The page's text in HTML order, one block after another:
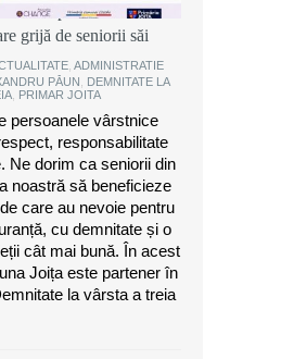
puternică este
grijă de seniorii săi
ADMINISTRATIE
PĂUN
DEMNITATE LA
PRIMAR JOITA
persoanele vârstnice
responsabilitate
Ne dorim ca seniorii din
noastră să beneficieze
care au nevoie pentru
cu demnitate și o
cât mai bună. În acest
Joița este partener în
la vârsta a treia